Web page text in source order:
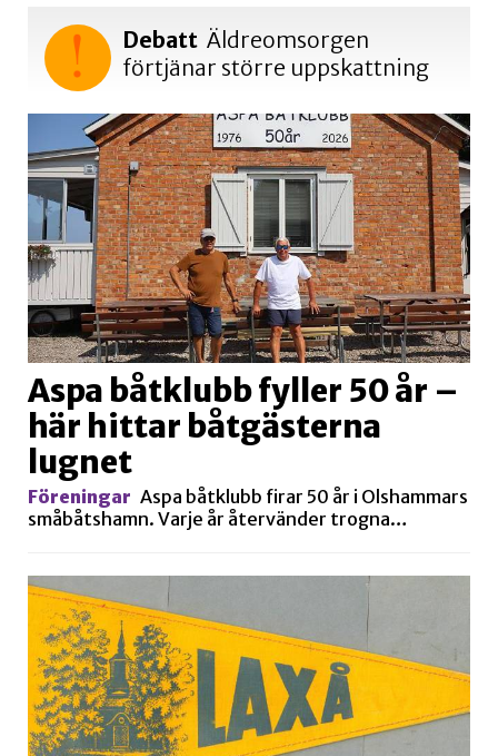
Debatt Äldreomsorgen
förtjänar större uppskattning
Aspa båtklubb fyller 50 år –
här hittar båtgästerna
lugnet
Föreningar Aspa båtklubb firar 50 år i Olshammars
småbåtshamn. Varje år återvänder trogna…